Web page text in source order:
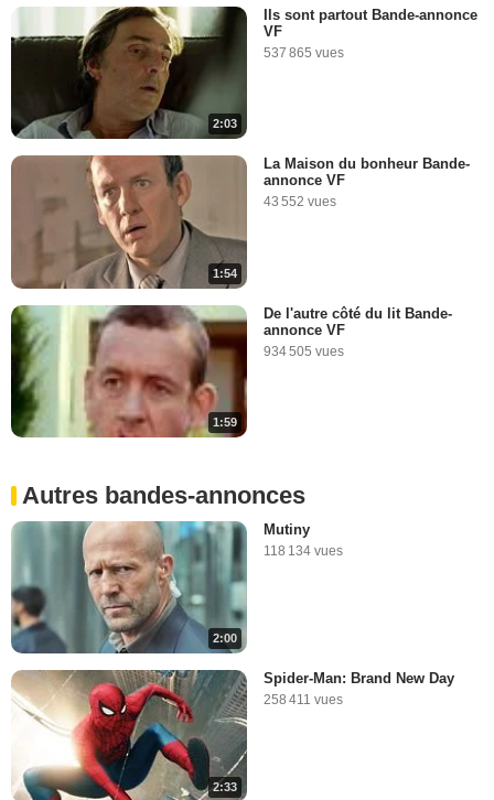
2:03
Ils sont partout Bande-annonce
VF
537 865 vues
1:54
La Maison du bonheur Bande-
annonce VF
43 552 vues
1:59
De l'autre côté du lit Bande-
annonce VF
934 505 vues
Autres bandes-annonces
2:00
Mutiny
118 134 vues
2:33
Spider-Man: Brand New Day
258 411 vues